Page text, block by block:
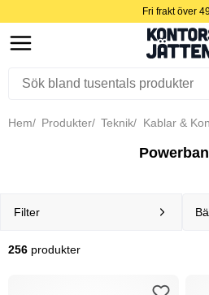
Fri frakt över
Hem Produkter Teknik Kablar &
Filter
256 produkter